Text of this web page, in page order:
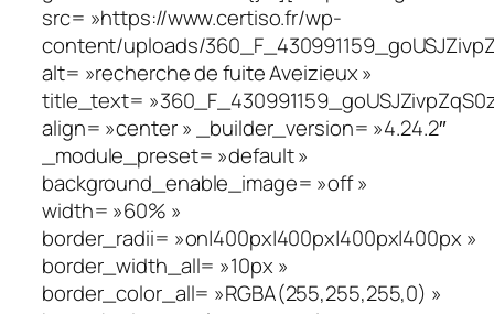
src= »https://www.certiso.fr/wp-
content/uploads/
alt= »recherche de fuite Aveizieux »
title_text=
align= »center » _builder_version= »4.24.2″
_module_preset= »default »
background_enable_image= »off »
width= »60% »
border_radii= »on|400px|400px|400px|400px »
border_width_all= »10px »
border_color_all= »RGBA(255,255,255,0) »